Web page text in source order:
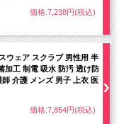
価格:7,238円(税込)
ウェア スクラブ 男性用 半
加工 制電 吸水 防汚 透け防
介護 メンズ 男子 上衣 医
価格:7,854円(税込)